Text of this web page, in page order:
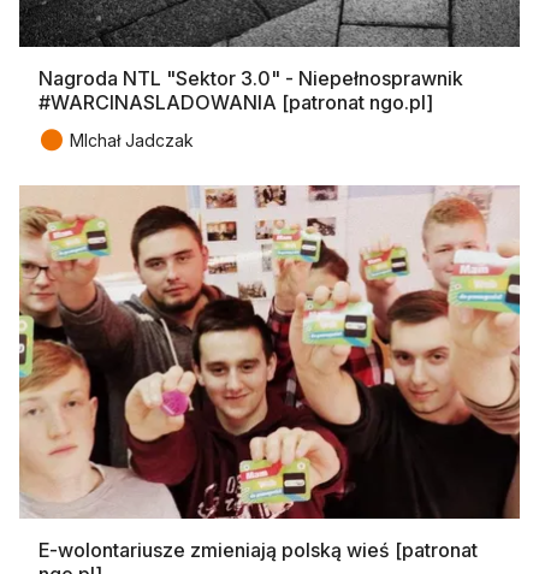
Nagroda NTL "Sektor 3.0" - Niepełnosprawnik
#WARCINASLADOWANIA [patronat ngo.pl]
● MIchał Jadczak
E-wolontariusze zmieniają polską wieś [patronat